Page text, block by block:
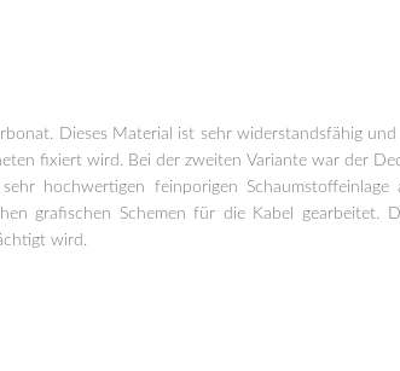
Dieses Material ist sehr widerstandsfähig
fixiert wird. Bei der zweiten Variante war der
sehr hochwertigen feinporigen
grafischen Schemen für die Kabel
wird.